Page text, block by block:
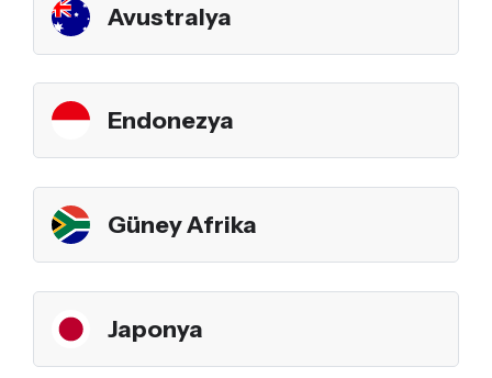
Avustralya
Endonezya
Güney Afrika
Japonya